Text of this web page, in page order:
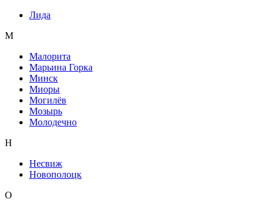
Лида
М
Малорита
Марьина Горка
Минск
Миоры
Могилёв
Мозырь
Молодечно
Н
Несвиж
Новополоцк
О